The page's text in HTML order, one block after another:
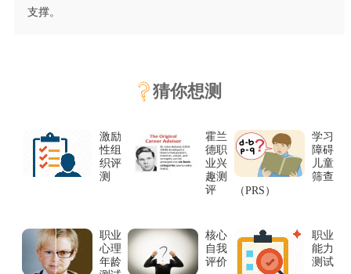
支撑。
猜你想测
激励
性组
织评
测
霍兰
德职
业兴
趣测
评
学习
障碍
儿童
筛查
（PRS）
职业
心理
年龄
核心
自我
评价
职业
能力
测试